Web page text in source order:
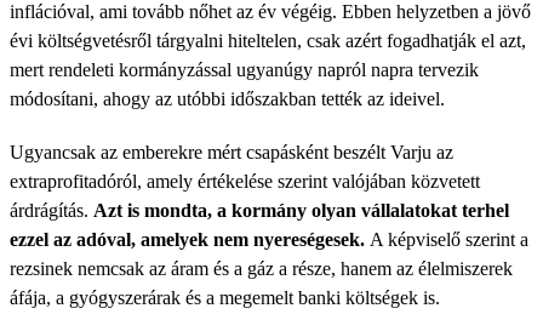
inflációval, ami tovább nőhet az év végéig. Ebben helyzetben a jövő
évi költségvetésről tárgyalni hiteltelen, csak azért fogadhatják el azt,
mert rendeleti kormányzással ugyanúgy napról napra tervezik
módosítani, ahogy az utóbbi időszakban tették az ideivel.
Ugyancsak az emberekre mért csapásként beszélt Varju az
extraprofitadóról, amely értékelése szerint valójában közvetett
árdrágítás. Azt is mondta, a kormány olyan vállalatokat terhel
ezzel az adóval, amelyek nem nyereségesek. A képviselő szerint a
rezsinek nemcsak az áram és a gáz a része, hanem az élelmiszerek
áfája, a gyógyszerárak és a megemelt banki költségek is.